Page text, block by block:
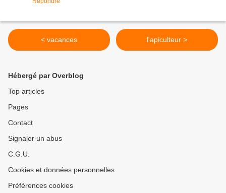
< vacances l'apiculteur >
Hébergé par Overblog
Top articles
Pages
Contact
Signaler un abus
C.G.U.
Cookies et données personnelles
Préférences cookies